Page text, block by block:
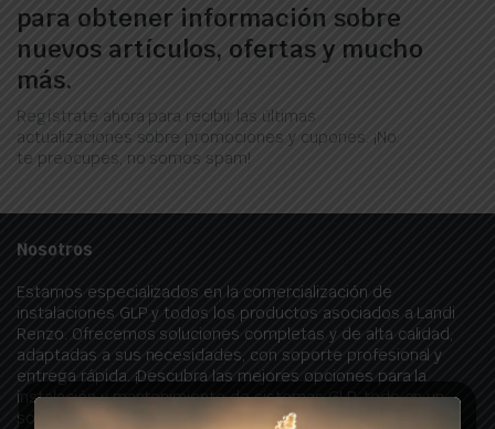
para obtener información sobre
nuevos artículos, ofertas y mucho
más.
Regístrate ahora para recibir las últimas
actualizaciones sobre promociones y cupones. ¡No
te preocupes, no somos spam!
Nosotros
Estamos especializados en la comercialización de
instalaciones GLP y todos los productos asociados a Landi
Renzo. Ofrecemos soluciones completas y de alta calidad,
adaptadas a sus necesidades, con soporte profesional y
entrega rápida. ¡Descubra las mejores opciones para la
instalación y mantenimiento de sistemas GLP, todo en un
solo lugar!